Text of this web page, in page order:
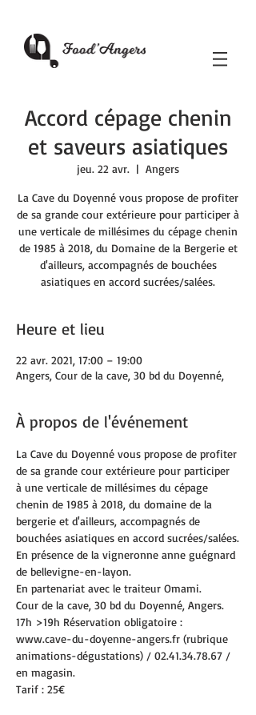
Accord cépage chenin
et saveurs asiatiques
jeu. 22 avr.
  |
Angers
La Cave du Doyenné vous propose de profiter
de sa grande cour extérieure pour participer à
une verticale de millésimes du cépage chenin
de 1985 à 2018, du Domaine de la Bergerie et
d'ailleurs, accompagnés de bouchées
asiatiques en accord sucrées/salées.
Heure et lieu
22 avr. 2021, 17:00 – 19:00
Angers, Cour de la cave, 30 bd du Doyenné,
À propos de l'événement
La Cave du Doyenné vous propose de profiter
de sa grande cour extérieure pour participer
à une verticale de millésimes du cépage
chenin de 1985 à 2018, du domaine de la
bergerie et d'ailleurs, accompagnés de
bouchées asiatiques en accord sucrées/salées.
En présence de la vigneronne anne guégnard
de bellevigne-en-layon.
En partenariat avec le traiteur Omami.
Cour de la cave, 30 bd du Doyenné, Angers.
17h >19h Réservation obligatoire :
www.cave-du-doyenne-angers.fr (rubrique
animations-dégustations) / 02.41.34.78.67 /
en magasin.
Tarif : 25€